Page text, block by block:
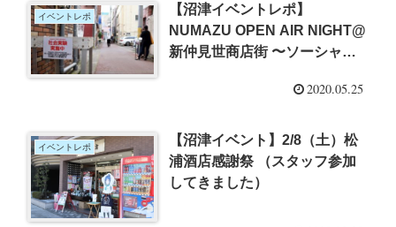
イベントレポ
【沼津イベントレポ】
NUMAZU OPEN AIR NIGHT@
新仲見世商店街 〜ソーシャル
2020.05.25
イベントレポ
【沼津イベント】2/8（土）松
浦酒店感謝祭 （スタッフ参加
してきました）